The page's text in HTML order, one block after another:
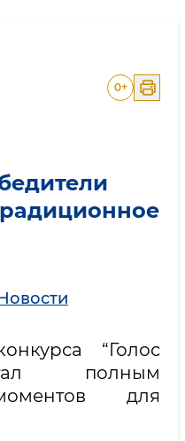
0+
“Голос
полным
для